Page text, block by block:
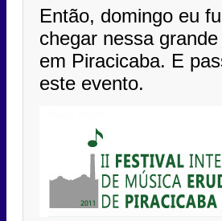
Então, domingo eu
chegar nessa
em Piracicaba. E
este evento.